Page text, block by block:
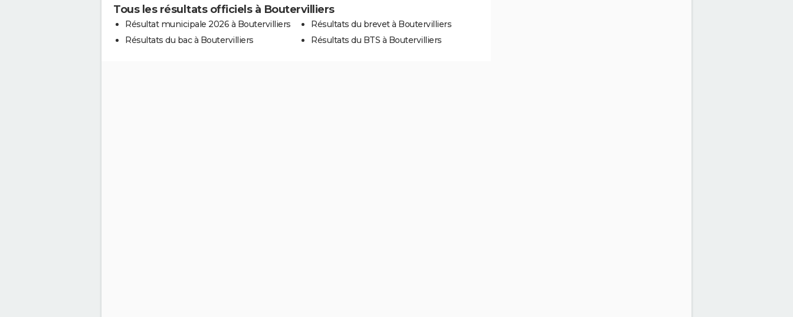
Tous les résultats officiels à Boutervilliers
Résultat municipale 2026 à Boutervilliers
Résultats du bac à Boutervilliers
Résultats du brevet à Boutervilliers
Résultats du BTS à Boutervilliers